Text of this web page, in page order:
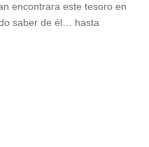
encontrara este tesoro en
saber de él… hasta